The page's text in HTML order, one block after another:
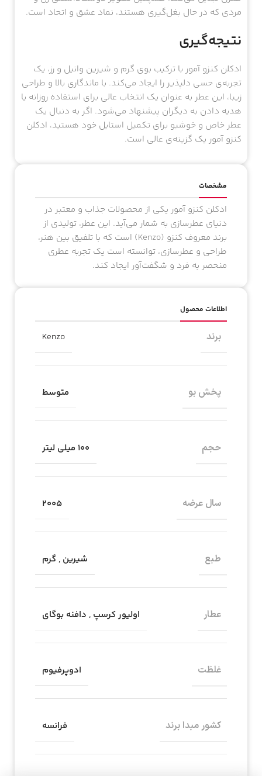
مردی که در حال بغل‌گیری هستند، نماد عشق و اتحاد است.
نتیجه‌گیری
ادکلن کنزو آمور با ترکیب بوی گرم و شیرین وانیل و رز، یک
تجربه‌ی حسی دلپذیر را ایجاد می‌کند. با ماندگاری بالا و طراحی
زیبا، این عطر به عنوان یک انتخاب عالی برای استفاده روزانه یا
هدیه دادن به دیگران پیشنهاد می‌شود. اگر به دنبال یک
عطر خاص و خوشبو برای تکمیل استایل خود هستید، ادکلن
کنزو آمور یک گزینه‌ی عالی است.
مشخصات
ادکلن کنزو آمور یکی از محصولات جذاب و معتبر در
دنیای عطرسازی به شمار می‌آید. این عطر، تولیدی از
برند معروف کنزو (Kenzo) است که با تلفیق بین هنر،
طراحی و عطرسازی، توانسته است یک تجربه عطری
منحصر به فرد و شگفت‌آور ایجاد کند.
اطلاعات محصول
برند Kenzo
پخش بو متوسط
حجم ۱۰۰ میلی لیتر
سال عرضه 2005
طبع شیرین ,گرم
عطار اولیور کرسپ , دافنه بوگای
غلظت ادوپرفیوم
کشور مبدا برند فرانسه